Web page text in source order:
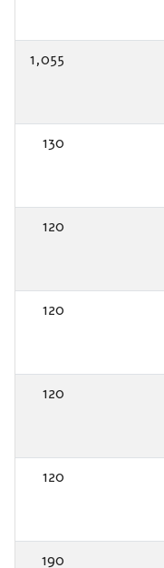
1,055
130
120
120
120
120
190